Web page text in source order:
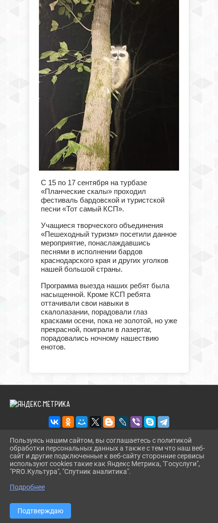
С 15 по 17 сентября на турбазе
«Планческие скалы» проходил
фестиваль бардовской и туристской
песни «Тот самый КСП».
Учащиеся творческого объединения
«Пешеходный туризм» посетили данное
мероприятие, понаслаждавшись
песнями в исполнении бардов
краснодарского края и других уголков
нашей большой страны.
Программа выезда наших ребят была
насыщенной. Кроме КСП ребята
оттачивали свои навыки в
скалолазании, порадовали глаз
красками осени, пока не золотой, но уже
прекрасной, поиграли в лазертаг,
порадовались ночному нашествию
енотов.
2026 Г. CT.UODINSKOI.RU
ВХОД
КАРТА САЙТА
СДЕЛАНО НА KUBCMS
РАЗРАБОТКА И ПОДДЕРЖКА
Пользуясь нашим сайтом, вы соглашаетесь с политикой
обработки персональных данных а также с тем что наш веб-
сайт и другие подключенные к веб-сайту сторонние сервисы
используют cookies такие как Яндекс Метрика, "Госуслуги",
"PRO.Культура", "Спутник аналитика".
Подробнее
Подтверждаю